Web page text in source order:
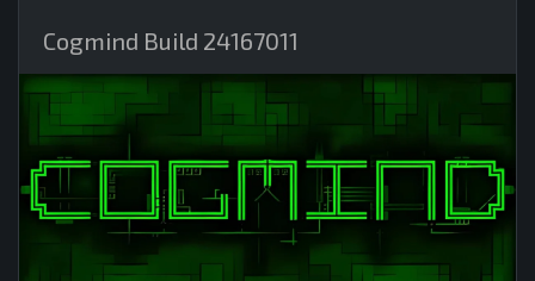
Cogmind Build 24167011